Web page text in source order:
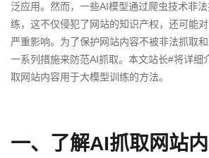
泛应用。然而，一些AI模型通过爬虫技术非
练，这不仅侵犯了网站的知识产权，还可能
严重影响。为了保护网站内容不被非法抓取
一系列措施来防范AI抓取。本文站长#将详细
取网站内容用于大模型训练的方法。
一、了解AI抓取网站